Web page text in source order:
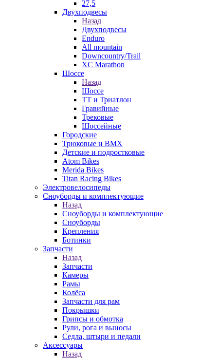
27,5
Двухподвесы
Назад
Двухподвесы
Enduro
All mountain
Downcountry/Trail
XC Marathon
Шоссе
Назад
Шоссе
ТТ и Триатлон
Гравийные
Трековые
Шоссейные
Городские
Трюковые и BMX
Детские и подростковые
Atom Bikes
Merida Bikes
Titan Racing Bikes
Электровелосипеды
Cноуборды и комплектующие
Назад
Cноуборды и комплектующие
Сноуборды
Крепления
Ботинки
Запчасти
Назад
Запчасти
Камеры
Рамы
Колёса
Запчасти для рам
Покрышки
Грипсы и обмотка
Рули, рога и выносы
Седла, штыри и педали
Аксессуары
Назад